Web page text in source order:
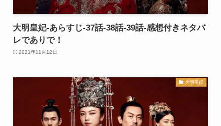
大明皇妃-あらすじ-37話-38話-39話-感想付きネタバ
レでありで！
2021年11月12日
大明皇妃